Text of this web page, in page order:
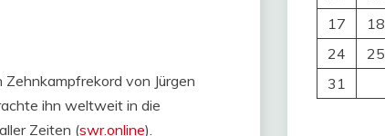
von Jürgen
ihn weltweit in die
Zeiten​ (swr.online)​.
17
18
24
25
31